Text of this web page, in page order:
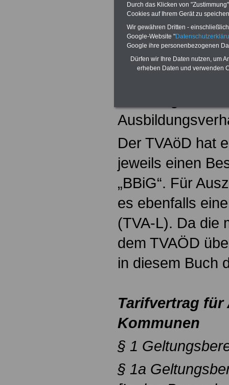
Auszubildende
Der
öffentlichen
Der TVAöD hat
jeweils einen
„BBiG“. Für
es ebenfalls
(TVA-L). Da die
dem TVAÖD
in diesem Buch
Tarifvertrag
Kommunen
§ 1
§ 1a
Durch das Klicken von
Cookies auf Ihrem Gerät zu
Wir gewähren Dritten -
Google-Website "
Google ihre personenbezogenen
Dürfen wir Ihre Daten nutzen, um
erheben Daten und verwenden